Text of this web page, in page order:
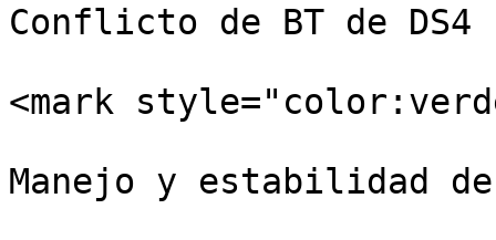
Conflicto de BT de DS4
<mark
Manejo y estabilidad de